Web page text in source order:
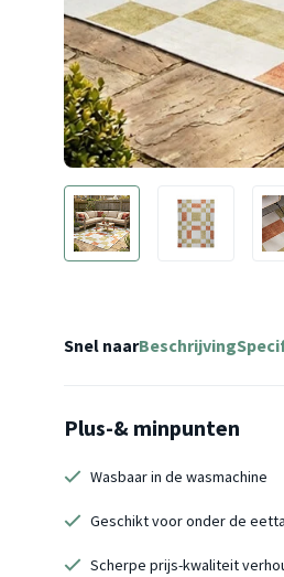
Snel naarBeschrijving
Plus-& minpunten
Wasbaar in de wasmachine
Geschikt voor onder de
Scherpe prijs-kwaliteit